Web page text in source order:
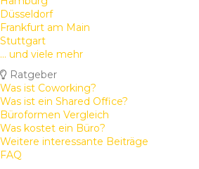
Düsseldorf
Frankfurt am Main
Stuttgart
... und viele mehr
Ratgeber
Was ist Coworking?
Was ist ein Shared Office?
Büroformen Vergleich
Was kostet ein Büro?
Weitere interessante Beiträge
FAQ